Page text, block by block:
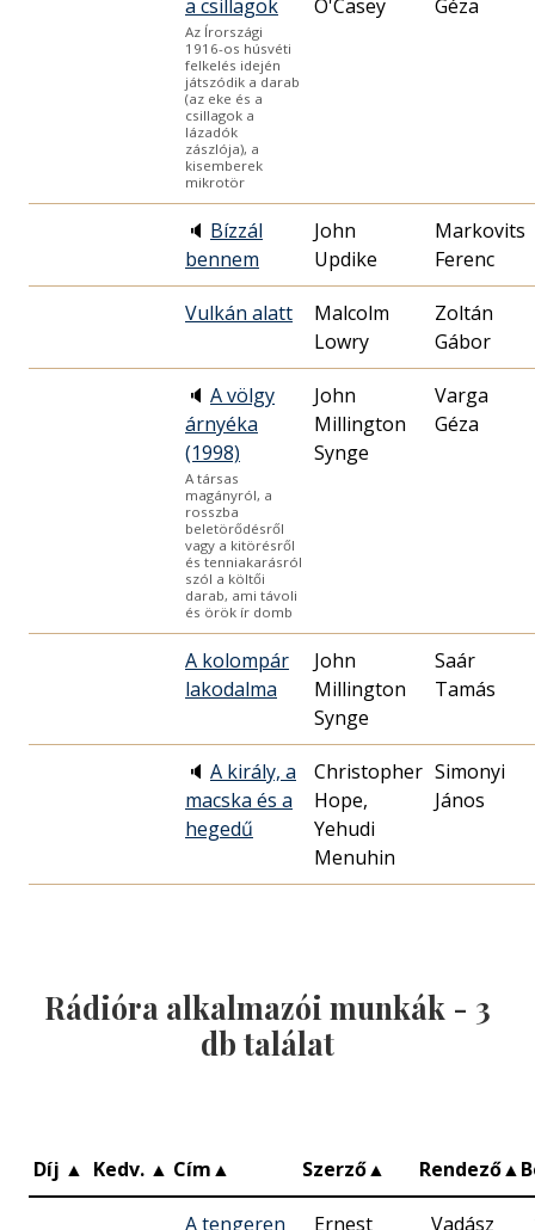
a csillagok
Az Írországi
1916-os húsvéti
felkelés idején
játszódik a darab
(az eke és a
csillagok a
lázadók
zászlója), a
kisemberek
mikrotör
O'Casey
Géza
🔈 Bízzál
bennem
John
Updike
Markovits
Ferenc
Vulkán alatt
Malcolm
Zoltán
Gábor
🔈 A völgy
árnyéka
(1998)
A társas
magányról, a
rosszba
beletörődésről
vagy a kitörésről
és tenniakarásról
szól a költői
darab, ami távoli
és örök ír domb
John
Millington
Synge
Varga
Géza
A kolompár
lakodalma
John
Millington
Synge
Saár
Tamás
🔈 A király, a
macska és a
hegedű
Christopher
Hope,
Yehudi
Menuhin
Simonyi
János
Rádióra alkalmazói munkák - 3
db találat
Díj ▲ Kedv. ▲ Cím▲ Szerző▲ Rendező▲
A tengeren
Ernest
Vadász